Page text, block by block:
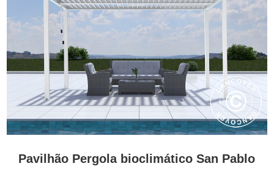
Pavilhão Pergola bioclimático San Pablo